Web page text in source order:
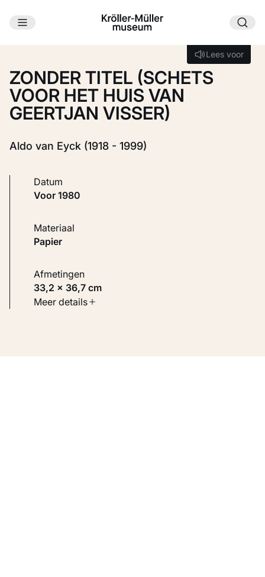
Ga naar hoofdinhoud
Lees voor
Lees voor
ZONDER TITEL (SCHETS
VOOR HET HUIS VAN
GEERTJAN VISSER)
Aldo van Eyck (1918 - 1999)
Datum
voor 1980
Materiaal
Papier
Afmetingen
33,2 × 36,7 cm
Soort werk
Meer details